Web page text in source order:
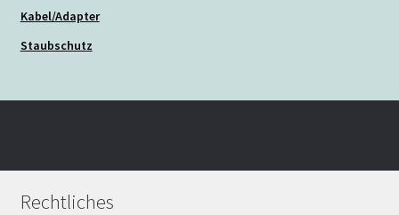
Kabel/Adapter
Staubschutz
Rechtliches